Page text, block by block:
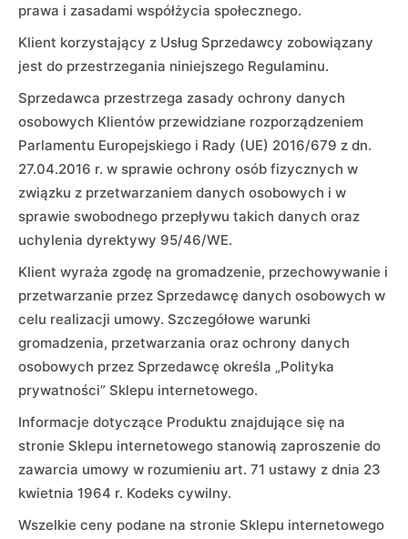
prawa i zasadami współżycia społecznego.
Klient korzystający z Usług Sprzedawcy zobowiązany
jest do przestrzegania niniejszego Regulaminu.
Sprzedawca przestrzega zasady ochrony danych
osobowych Klientów przewidziane rozporządzeniem
Parlamentu Europejskiego i Rady (UE) 2016/679 z dn.
27.04.2016 r. w sprawie ochrony osób fizycznych w
związku z przetwarzaniem danych osobowych i w
sprawie swobodnego przepływu takich danych oraz
uchylenia dyrektywy 95/46/WE.
Klient wyraża zgodę na gromadzenie, przechowywanie i
przetwarzanie przez Sprzedawcę danych osobowych w
celu realizacji umowy. Szczegółowe warunki
gromadzenia, przetwarzania oraz ochrony danych
osobowych przez Sprzedawcę określa „Polityka
prywatności” Sklepu internetowego.
Informacje dotyczące Produktu znajdujące się na
stronie Sklepu internetowego stanowią zaproszenie do
zawarcia umowy w rozumieniu art. 71 ustawy z dnia 23
kwietnia 1964 r. Kodeks cywilny.
Wszelkie ceny podane na stronie Sklepu internetowego